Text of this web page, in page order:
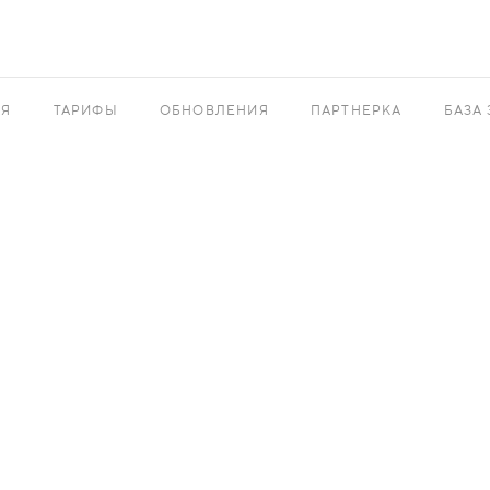
ТАРИФЫ ОБНОВЛЕНИЯ ПАРТНЕРКА БАЗА